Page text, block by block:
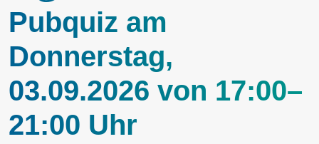
Pubquiz am
Donnerstag,
03.09.2026 von 17:00–
21:00 Uhr